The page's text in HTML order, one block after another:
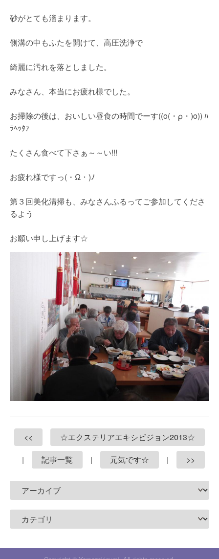
砂がとても溜まります。
側溝の中もふたを開けて、高圧洗浄で
綺麗に汚れを落としました。
みなさん、本当にお疲れ様でした。
お掃除の後は、おいしい昼食の時間でーす((o(・ρ・)o)) ﾊ
ﾗﾍｯﾀｧ
たくさん食べて下さぁ～～い!!!
お疲れ様ですっ(・Ω・)ﾉ
第３回美化清掃も、みなさんふるってご参加してくださ
るよう
お願い申し上げます☆
<<
☆エクステリアエキシビジョン2013☆
|
記事一覧 | 元気です☆ | >>